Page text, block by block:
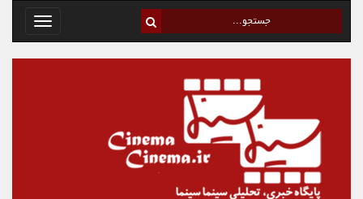
Toggle